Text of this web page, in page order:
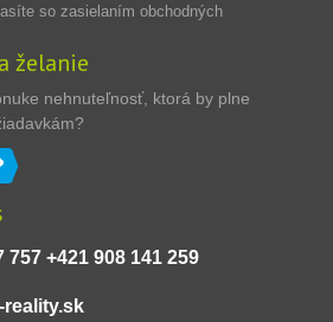
so zasielaním obchodných
želanie
nehnuteľnosť, ktorá by plne
757 +421 908 141 259
reality.sk